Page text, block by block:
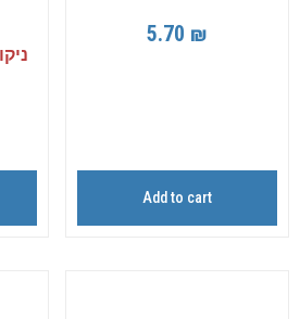
5.70 ₪
Add to cart